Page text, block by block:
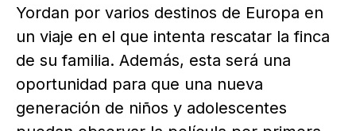
Yordan por varios destinos de Europa en
un viaje en el que intenta rescatar la finca
de su familia. Además, esta será una
oportunidad para que una nueva
generación de niños y adolescentes